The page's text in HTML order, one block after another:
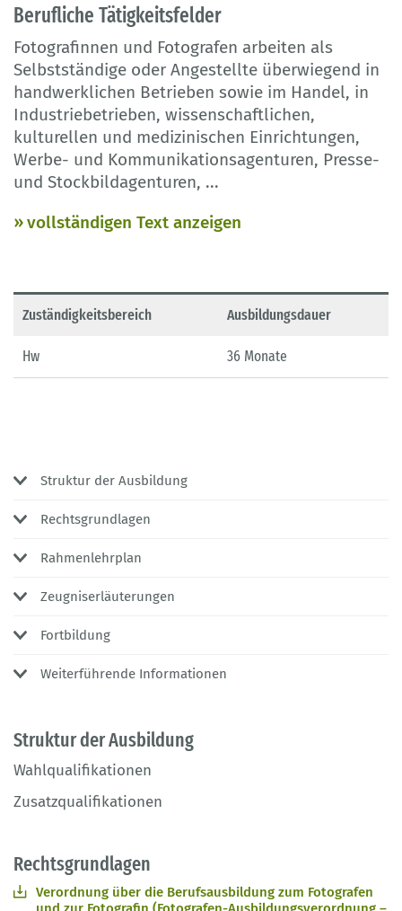
Berufliche Tätigkeitsfelder
Fotografinnen und Fotografen arbeiten als
Selbstständige oder Angestellte überwiegend in
handwerklichen Betrieben sowie im Handel, in
Industriebetrieben, wissenschaftlichen,
kulturellen und medizinischen Einrichtungen,
Werbe- und Kommunikationsagenturen, Presse-
und Stockbildagenturen, ...
vollständigen Text anzeigen
Zuständigkeitsbereich Ausbildungsdauer
Hw 36 Monate
Struktur der Ausbildung
Rechtsgrundlagen
Rahmenlehrplan
Zeugniserläuterungen
Fortbildung
Weiterführende Informationen
Struktur der Ausbildung
Wahlqualifikationen
Zusatzqualifikationen
Rechtsgrundlagen
Verordnung über die Berufsausbildung zum Fotografen